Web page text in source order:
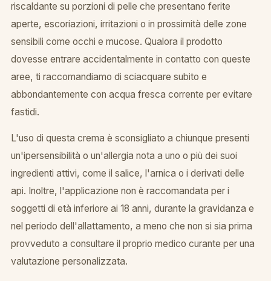
riscaldante su porzioni di pelle che presentano ferite
aperte, escoriazioni, irritazioni o in prossimità delle zone
sensibili come occhi e mucose. Qualora il prodotto
dovesse entrare accidentalmente in contatto con queste
aree, ti raccomandiamo di sciacquare subito e
abbondantemente con acqua fresca corrente per evitare
fastidi.
L'uso di questa crema è sconsigliato a chiunque presenti
un'ipersensibilità o un'allergia nota a uno o più dei suoi
ingredienti attivi, come il salice, l'arnica o i derivati delle
api. Inoltre, l'applicazione non è raccomandata per i
soggetti di età inferiore ai 18 anni, durante la gravidanza e
nel periodo dell'allattamento, a meno che non si sia prima
provveduto a consultare il proprio medico curante per una
valutazione personalizzata.